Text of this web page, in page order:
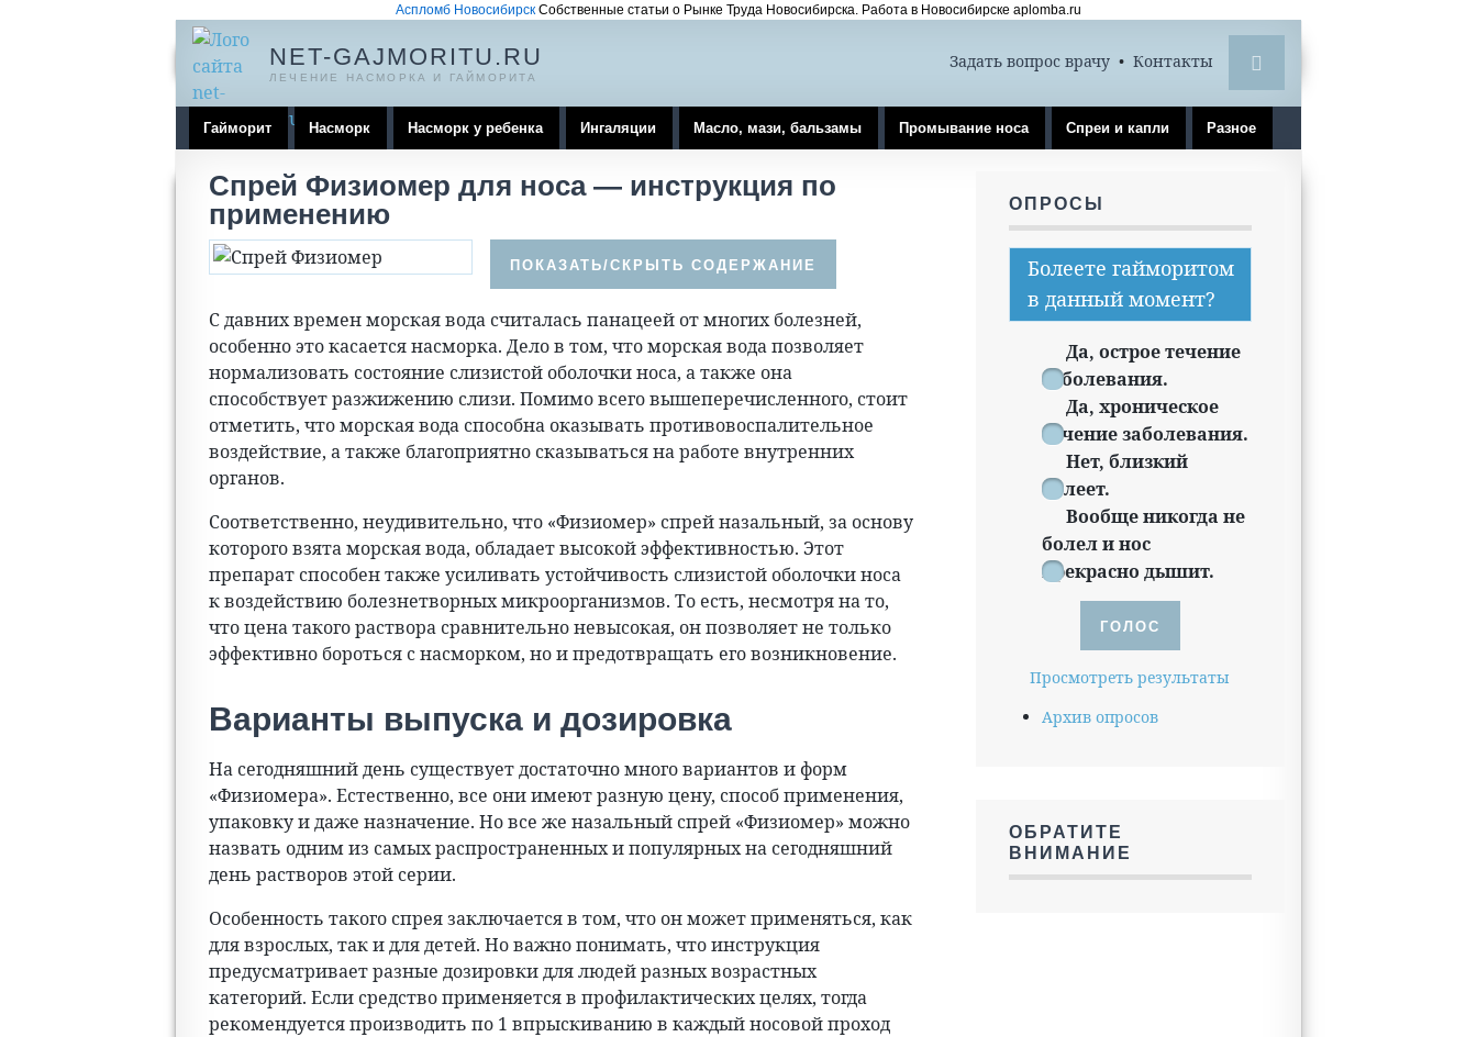
Аспломб Новосибирск Собственные статьи о Рынке Труда Новосибирска. Работа в Новосибирске aplomba.ru
NET-GAJMORITU.RU
ЛЕЧЕНИЕ НАСМОРКА И ГАЙМОРИТА
Задать вопрос врачу • Контакты
Гайморит Насморк Насморк у ребенка Ингаляции Масло, мази, бальзамы Промывание носа Спреи и капли Разное
Спрей Физиомер для носа — инструкция по
применению
С давних времен морская вода считалась панацеей от многих болезней,
особенно это касается насморка. Дело в том, что морская вода позволяет
нормализовать состояние слизистой оболочки носа, а также она
способствует разжижению слизи. Помимо всего вышеперечисленного, стоит
отметить, что морская вода способна оказывать противовоспалительное
воздействие, а также благоприятно сказываться на работе внутренних
органов.
Соответственно, неудивительно, что «Физиомер» спрей назальный, за основу
которого взята морская вода, обладает высокой эффективностью. Этот
препарат способен также усиливать устойчивость слизистой оболочки носа
к воздействию болезнетворных микроорганизмов. То есть, несмотря на то,
что цена такого раствора сравнительно невысокая, он позволяет не только
эффективно бороться с насморком, но и предотвращать его возникновение.
Варианты выпуска и дозировка
На сегодняшний день существует достаточно много вариантов и форм
«Физиомера». Естественно, все они имеют разную цену, способ применения,
упаковку и даже назначение. Но все же назальный спрей «Физиомер» можно
назвать одним из самых распространенных и популярных на сегодняшний
день растворов этой серии.
Особенность такого спрея заключается в том, что он может применяться, как
для взрослых, так и для детей. Но важно понимать, что инструкция
предусматривает разные дозировки для людей разных возрастных
категорий. Если средство применяется в профилактических целях, тогда
рекомендуется производить по 1 впрыскиванию в каждый носовой проход
ОПРОСЫ
Болеете гайморитом
в данный момент?
Да, острое течение
заболевания.
Да, хроническое
течение заболевания.
Нет, близкий
болеет.
Вообще никогда не
болел и нос
прекрасно дышит.
Просмотреть результаты
Архив опросов
ОБРАТИТЕ
ВНИМАНИЕ